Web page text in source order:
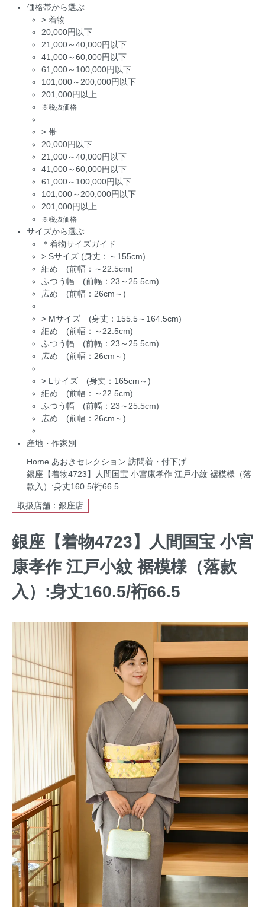
価格帯から選ぶ
> 着物
20,000円以下
21,000～40,000円以下
41,000～60,000円以下
61,000～100,000円以下
101,000～200,000円以下
201,000円以上
※税抜価格
> 帯
20,000円以下
21,000～40,000円以下
41,000～60,000円以下
61,000～100,000円以下
101,000～200,000円以下
201,000円以上
※税抜価格
サイズから選ぶ
＊着物サイズガイド
> Sサイズ (身丈：～155cm)
細め (前幅：～22.5cm)
ふつう幅 (前幅：23～25.5cm)
広め (前幅：26cm～)
> Mサイズ (身丈：155.5～164.5cm)
細め (前幅：～22.5cm)
ふつう幅 (前幅：23～25.5cm)
広め (前幅：26cm～)
> Lサイズ (身丈：165cm～)
細め (前幅：～22.5cm)
ふつう幅 (前幅：23～25.5cm)
広め (前幅：26cm～)
産地・作家別
Home あおきセレクション 訪問着・付下げ
銀座【着物4723】人間国宝 小宮康孝作 江戸小紋 裾模様（落
款入）:身丈160.5/裄66.5
取扱店舗：銀座店
銀座【着物4723】人間国宝 小宮
康孝作 江戸小紋 裾模様（落款
入）:身丈160.5/裄66.5